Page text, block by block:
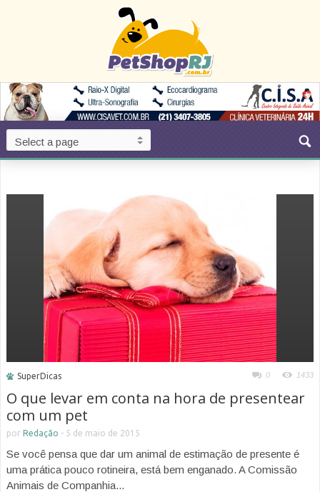
SuperDicas 0 1433
O que levar em conta na hora de presentear
com um pet
por Redação - 5 de maio de 2015
Se você pensa que dar um animal de estimação de presente é
uma prática pouco rotineira, está bem enganado. A Comissão
Animais de Companhia...